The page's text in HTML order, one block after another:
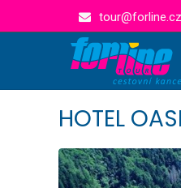
tour@forline.cz
HOTEL